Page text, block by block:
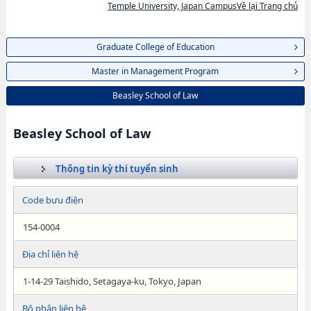
Temple University, Japan CampusVề lại Trang chủ
Graduate College of Education
Master in Management Program
Beasley School of Law
Beasley School of Law
Thông tin kỳ thi tuyển sinh
Code bưu điện
154-0004
Địa chỉ liên hệ
1-14-29 Taishido, Setagaya-ku, Tokyo, Japan
Bộ phận liên hệ